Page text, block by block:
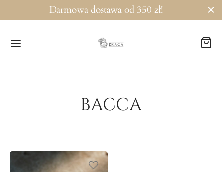
Darmowa dostawa od 350 zł!
BACCA